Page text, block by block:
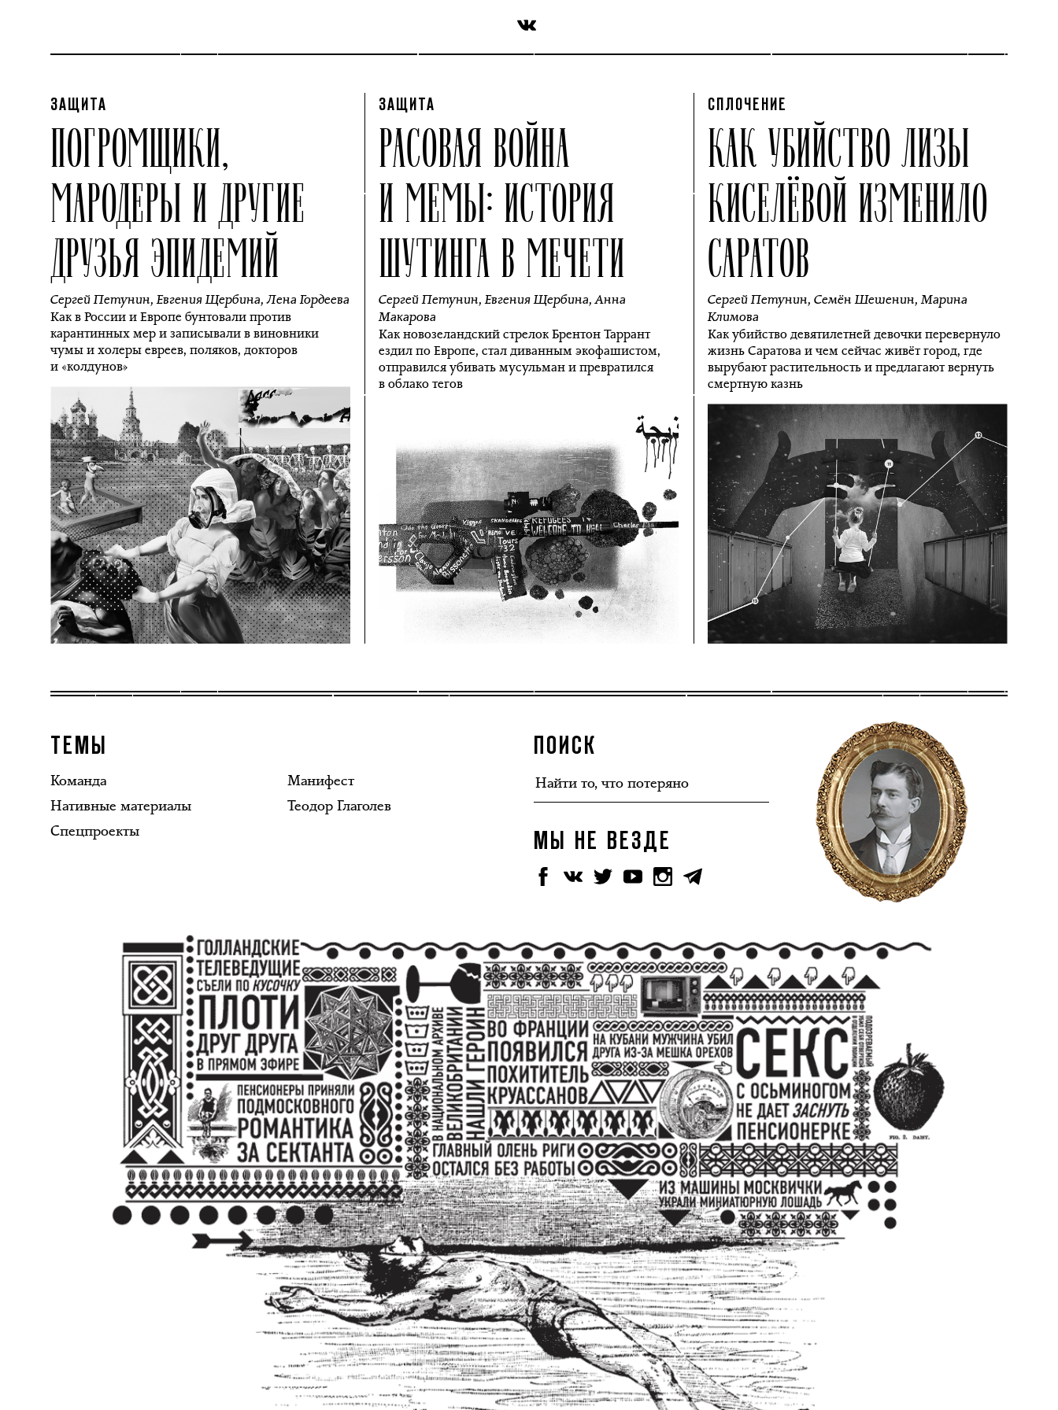
ЗАЩИТА
ПОГРОМЩИКИ,
МАРОДЕРЫ И ДРУГИЕ
ДРУЗЬЯ ЭПИДЕМИЙ
Сергей Петунин,Евгения Щербина,Лена Гордеева
Как в России и Европе бунтовали против
карантинных мер и записывали в виновники
чумы и холеры евреев, поляков, докторов
и «колдунов»
ЗАЩИТА
РАСОВАЯ ВОЙНА
И МЕМЫ: ИСТОРИЯ
ШУТИНГА В МЕЧЕТИ
Сергей Петунин,Евгения Щербина,Анна
Макарова
Как новозеландский стрелок Брентон Таррант
ездил по Европе, стал диванным экофашистом,
отправился убивать мусульман и превратился
в облако тегов
СПЛОЧЕНИЕ
КАК УБИЙСТВО ЛИЗЫ
КИСЕЛЁВОЙ ИЗМЕНИЛО
САРАТОВ
Сергей Петунин, Семён Шешенин,Марина
Климова
Как убийство девятилетней девочки перевернуло
жизнь Саратова и чем сейчас живёт город, где
вырубают растительность и предлагают вернуть
смертную казнь
ТЕМЫ
Команда
Манифест
Нативные материалы
Теодор Глаголев
Спецпроекты
ПОИСК
МЫ НЕ ВЕЗДЕ